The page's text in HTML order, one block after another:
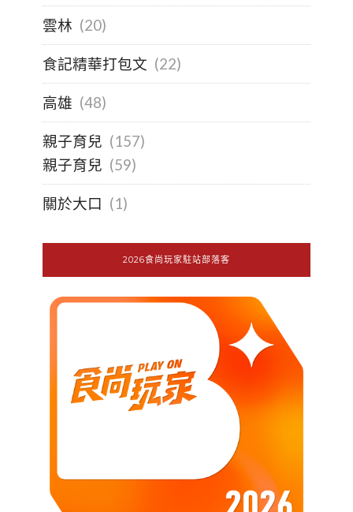
雲林 (20)
食記精華打包文 (22)
高雄 (48)
親子育兒 (157)
親子育兒 (59)
關於大口 (1)
2026食尚玩家駐站部落客